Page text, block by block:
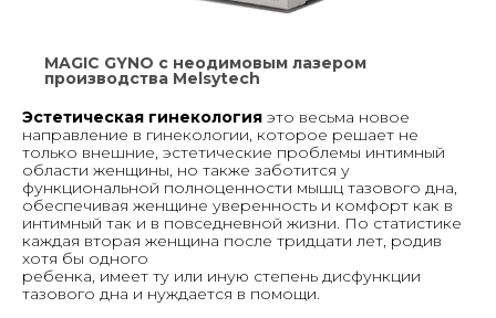
MAGIC GYNO с неодимовым лазером
производства Melsytech
Эстетическая гинекология это весьма новое
направление в гинекологии, которое решает не
только внешние, эстетические проблемы интимный
области женщины, но также заботится у
функциональной полноценности мышц тазового дна,
обеспечивая женщине уверенность и комфорт как в
интимный так и в повседневной жизни. По статистике
каждая вторая женщина после тридцати лет, родив
хотя бы одного
ребенка, имеет ту или иную степень дисфункции
тазового дна и нуждается в помощи.